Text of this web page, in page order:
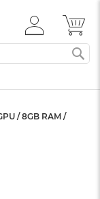
ZALOGUJ
SIĘ
/ 8GB RAM /